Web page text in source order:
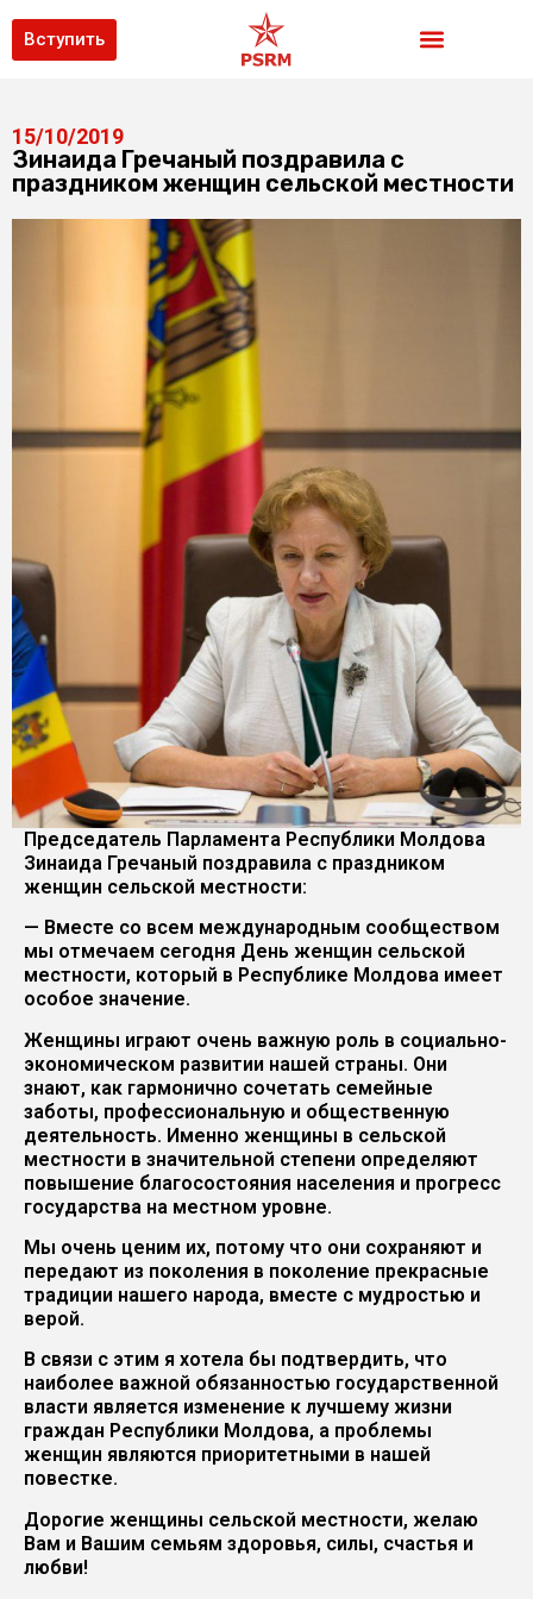
Вступить
15/10/2019
Зинаида Гречаный поздравила с
праздником женщин сельской местности
Председатель Парламента Республики Молдова
Зинаида Гречаный поздравила с праздником
женщин сельской местности:
— Вместе со всем международным сообществом
мы отмечаем сегодня День женщин сельской
местности, который в Республике Молдова имеет
особое значение.
Женщины играют очень важную роль в социально-
экономическом развитии нашей страны. Они
знают, как гармонично сочетать семейные
заботы, профессиональную и общественную
деятельность. Именно женщины в сельской
местности в значительной степени определяют
повышение благосостояния населения и прогресс
государства на местном уровне.
Мы очень ценим их, потому что они сохраняют и
передают из поколения в поколение прекрасные
традиции нашего народа, вместе с мудростью и
верой.
В связи с этим я хотела бы подтвердить, что
наиболее важной обязанностью государственной
власти является изменение к лучшему жизни
граждан Республики Молдова, а проблемы
женщин являются приоритетными в нашей
повестке.
Дорогие женщины сельской местности, желаю
Вам и Вашим семьям здоровья, силы, счастья и
любви!